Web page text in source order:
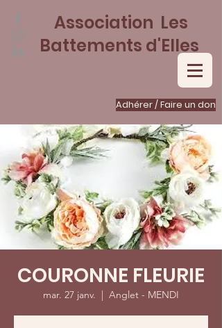
Adhérer / Faire un don
Association Les
Battements d'Elles
COURONNE FLEURIE
mar. 27 janv.
  |
Anglet - MENDI